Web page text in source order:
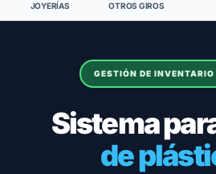
JOYERÍAS OTROS GIROS
GESTIÓN DE
Sistema
de